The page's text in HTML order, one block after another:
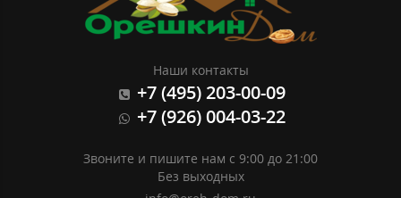
Наши контакты
+7 (495) 203-00-09
+7 (926) 004-03-22
Звоните и пишите нам с 9:00 до 21:00
Без выходных